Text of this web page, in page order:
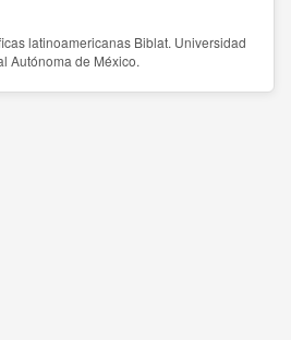
latinoamericanas Biblat. Universidad
Autónoma de México.